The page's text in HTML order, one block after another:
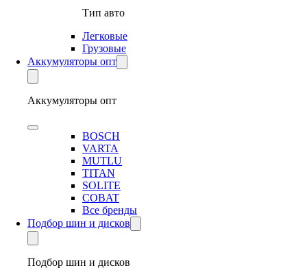
Тип авто
Легковые
Грузовые
Аккумуляторы опт
Аккумуляторы опт
BOSCH
VARTA
MUTLU
TITAN
SOLITE
COBAT
Все бренды
Подбор шин и дисков
Подбор шин и дисков